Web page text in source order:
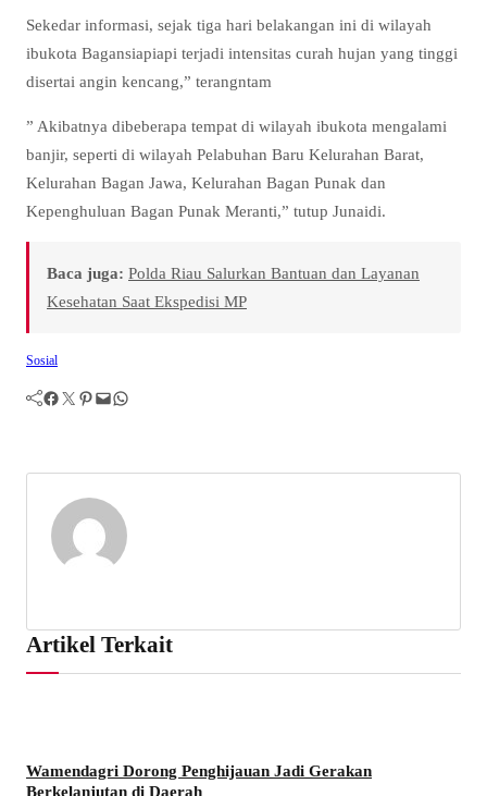
Sekedar informasi, sejak tiga hari belakangan ini di wilayah
ibukota Bagansiapiapi terjadi intensitas curah hujan yang tinggi
disertai angin kencang,” terangntam
” Akibatnya dibeberapa tempat di wilayah ibukota mengalami
banjir, seperti di wilayah Pelabuhan Baru Kelurahan Barat,
Kelurahan Bagan Jawa, Kelurahan Bagan Punak dan
Kepenghuluan Bagan Punak Meranti,” tutup Junaidi.
Baca juga: Polda Riau Salurkan Bantuan dan Layanan
Kesehatan Saat Ekspedisi MP
Sosial
Facebook Twitter Pinterest Mail WhatsApp
Artikel Terkait
Wamendagri Dorong Penghijauan Jadi Gerakan
Berkelanjutan di Daerah